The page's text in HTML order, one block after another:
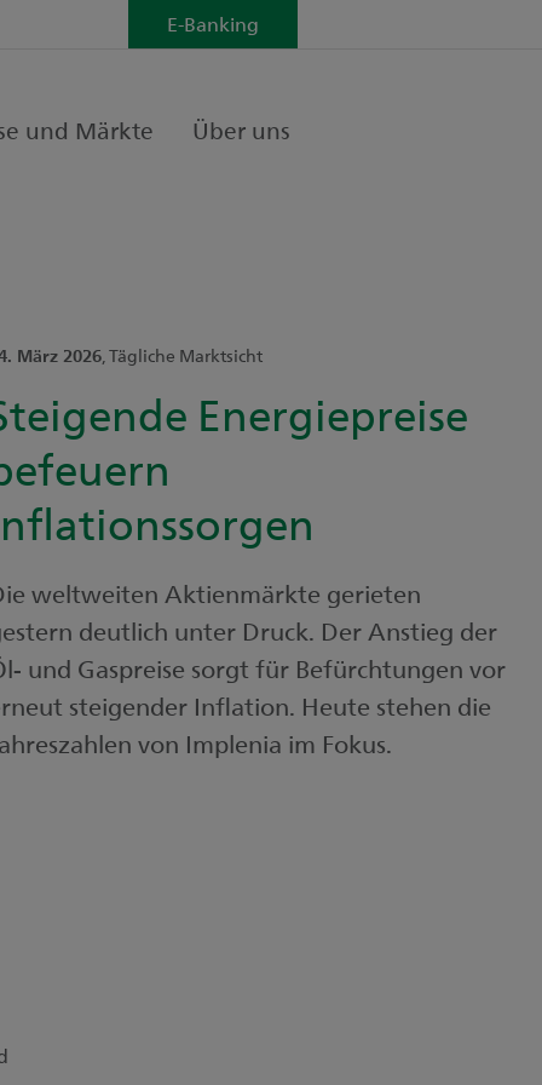
und Märkte Über uns
E-Banking
März 2026 , Tägliche Marktsicht
Energiepreise
weltweiten Aktienmärkte gerieten
deutlich unter Druck. Der Anstieg der
und Gaspreise sorgt für Befürchtungen vor
steigender Inflation. Heute stehen die
von Implenia im Fokus.